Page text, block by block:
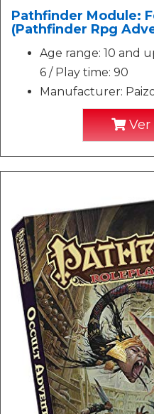
Pathfinder Module:
(Pathfinder Rpg
Age range: 10 and
6 / Play time: 90
Manufacturer:
Ver